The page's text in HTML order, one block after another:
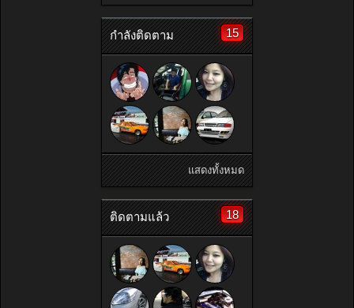
กำลังติดตาม 15
แสดงทั้งหมด
ติดตามแล้ว 18